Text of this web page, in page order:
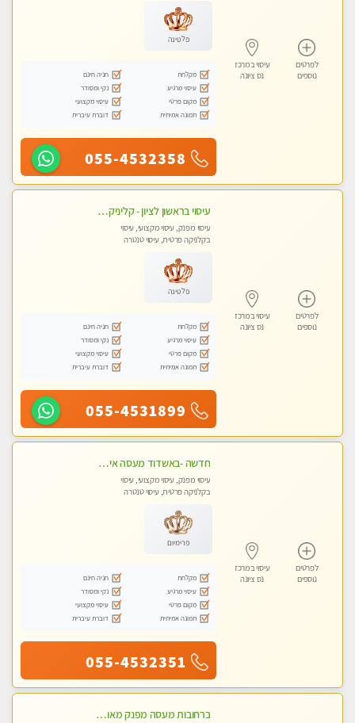
לפרטים
נוספים
עיסוי במרכז
נס ציונה
פלטינה
מקלחת
חניה חינם
עיסוי מרגיע
נקי ומסודר
מקום פרטי
עיסוי מקצועי
תמונה אמיתית
דוברת עיברית
055-4532358
לפרטים
נוספים
עיסוי במרכז
נס ציונה
עיסוי בראשון לציון - קליניקה פרטית עיסוי קסום איכותי ומרגיע מידי זהב עיסוי שבדי קלאסי ורפלקסולוגיה שרות מקצועי טל- 052-4818650
עיסוי מפנק, עיסוי מקצועי, עיסוי
בקלניקה פרטית, עיסוי טנטרה
פלטינה
מקלחת
חניה חינם
עיסוי מרגיע
נקי ומסודר
מקום פרטי
עיסוי מקצועי
תמונה אמיתית
דוברת עיברית
055-4531899
לפרטים
נוספים
עיסוי במרכז
נס ציונה
חדשה -באשדוד מעסה איכותית מפנקת ומקצועית לעיסוי חלומי ..... באשדוד
עיסוי מפנק, עיסוי מקצועי, עיסוי
בקלניקה פרטית, עיסוי טנטרה
פרימיום
מקלחת
חניה חינם
עיסוי מרגיע
נקי ומסודר
מקום פרטי
עיסוי מקצועי
תמונה אמיתית
דוברת עיברית
055-4532351
ברחובות מעסה מפנק מאוד בכל סוגי המגע אצלי תקבל שירות חם והכל באווירה רגועה ונעימה ללא מין !